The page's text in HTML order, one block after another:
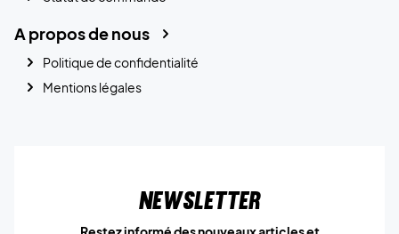
A propos de nous
Politique de confidentialité
Mentions légales
Newsletter